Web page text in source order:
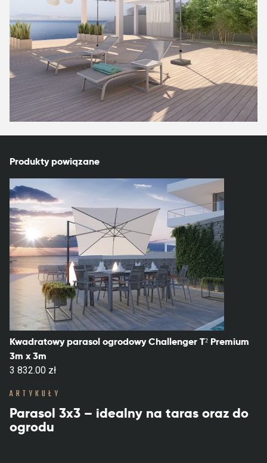
Produkty powiązane
Kwadratowy parasol ogrodowy ​​​​​​Challenger T² Premium
3m x 3m
3 832.00 zł
ARTYKUŁY
Parasol 3x3 – idealny na taras oraz do
ogrodu